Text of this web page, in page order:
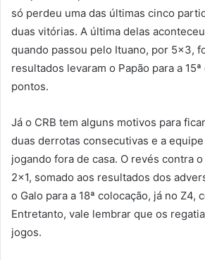
só perdeu uma das últimas cinco
duas vitórias. A última delas
quando passou pelo Ituano, por 5×3,
resultados levaram o Papão para a 15ª
pontos.
Já o CRB tem alguns motivos para
duas derrotas consecutivas e a
jogando fora de casa. O revés contra
2×1, somado aos resultados dos
o Galo para a 18ª colocação, já no Z4,
Entretanto, vale lembrar que os
jogos.